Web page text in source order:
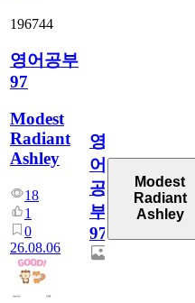
196744
영어공부
97
Modest
Radiant
Ashley
18
1
0
26.08.06
영
어
공
부
97
Modest
Radiant
Ashley